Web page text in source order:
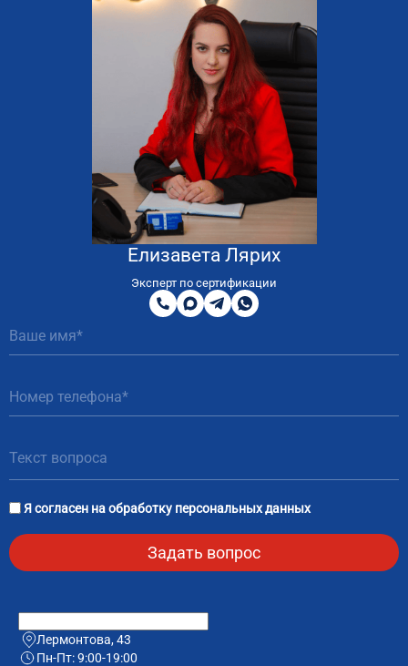
Елизавета Лярих
Эксперт по сертификации
8
800
200
51
MAXTelegram
WhatsApp
Я согласен наобработку персональных данных
Лермонтова, 43
Пн-Пт: 9:00-19:00